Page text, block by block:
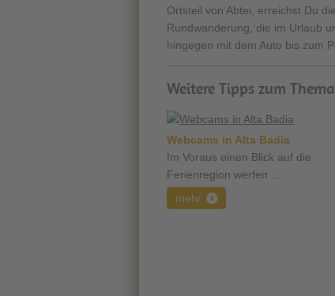
Ortsteil von Abtei, erreichst Du
Rundwanderung, die im Urlaub
hingegen mit dem Auto bis zum
Weitere Tipps zum
Webcams in Alta Badia
Im Voraus einen Blick auf die
Ferienregion werfen ...
mehr